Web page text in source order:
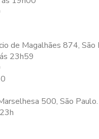
de Magalhães 874, São
23h59
500, São Paulo.